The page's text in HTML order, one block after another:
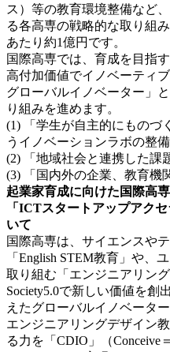
ス）等の教育環境整備など
る各高専の戦略的な取り組
あたり約1億円です。
国際高専では、育成を目指
高付加価値でイノベーティ
グローバルイノベーター」
り組みを進めます。
(1) 「学生が自主的にものづ
うイノベーションラボの整備
(2) 「地域社会と連携した課
(3) 「国内外の企業、教育機
起業家育成に向けた国際高
「ICTスタートアップアク
いて
国際高専は、サイエンスや
「English STEM教育」や、
取り組む「エンジニアリン
Society5.0で新しい価値を創
えたグローバルイノベータ
エンジニアリングデザイン
る力を「CDIO」（